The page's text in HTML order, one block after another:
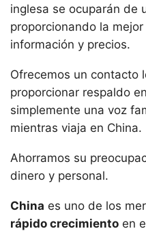
inglesa se ocuparán de
proporcionando la
información y precios.
Ofrecemos un contacto
proporcionar respaldo
simplemente una voz
mientras viaja en China.
Ahorramos su
dinero y personal.
China es uno de los
rápido crecimiento en